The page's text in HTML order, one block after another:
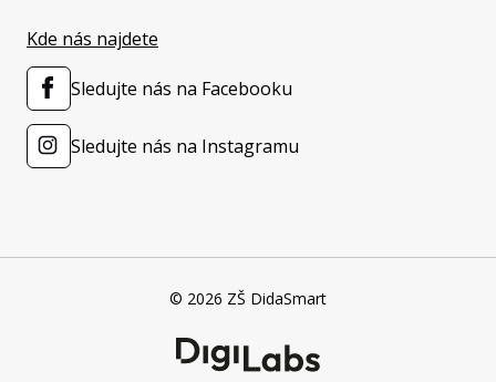
Kde nás najdete
Sledujte nás na Facebooku
Sledujte nás na Instagramu
© 2026 ZŠ DidaSmart